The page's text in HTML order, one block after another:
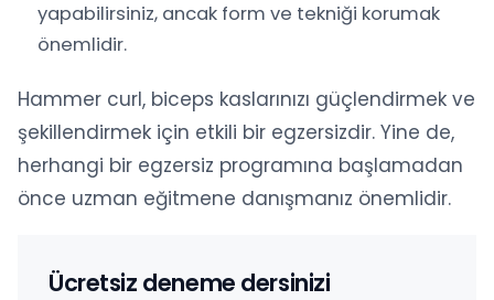
yapabilirsiniz, ancak form ve tekniği korumak
önemlidir.
Hammer curl, biceps kaslarınızı güçlendirmek ve
şekillendirmek için etkili bir egzersizdir. Yine de,
herhangi bir egzersiz programına başlamadan
önce uzman eğitmene danışmanız önemlidir.
Ücretsiz deneme dersinizi